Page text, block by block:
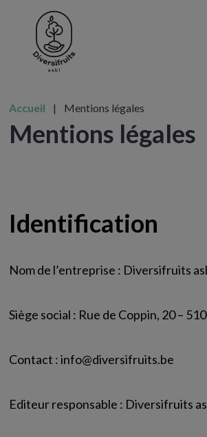
Accueil | Mentions légales
Mentions légales
Identification
Nom de l’entreprise : Diversifruits
Siège social : Rue de Coppin, 20 –
Contact : info@diversifruits.be
Editeur responsable : Diversifruits